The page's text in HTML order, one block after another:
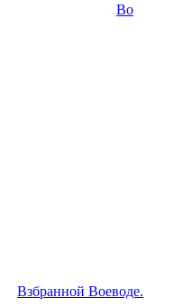
Во
Взбранной Воеводе.